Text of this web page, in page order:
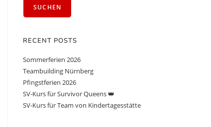
SUCHEN
RECENT POSTS
Sommerferien 2026
Teambuilding Nürnberg
Pfingstferien 2026
SV-Kurs für Survivor Queens 👑
SV-Kurs für Team von Kindertagesstätte